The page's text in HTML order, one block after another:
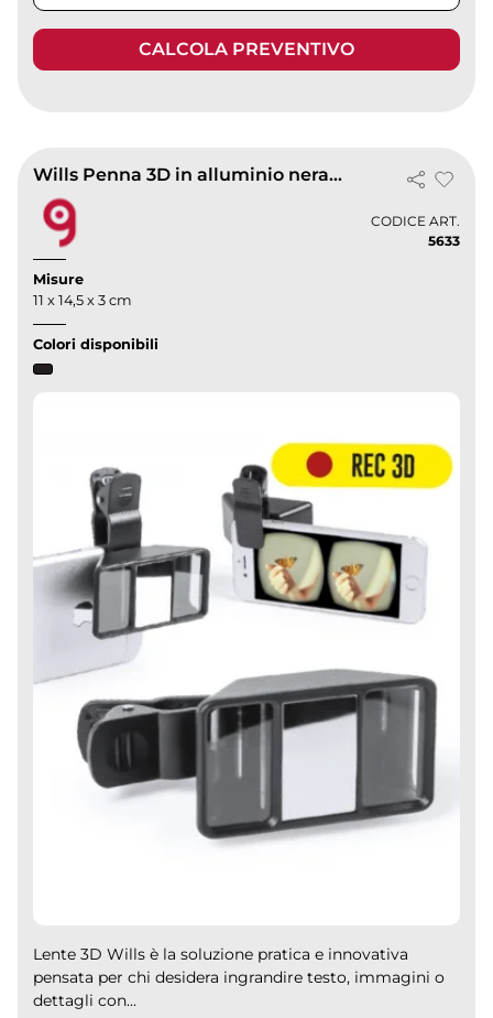
CALCOLA PREVENTIVO
Wills Penna 3D in alluminio nera con clip, 14 cm, elegante
CODICE ART.
5633
Misure
11 x 14,5 x 3 cm
Colori disponibili
Lente 3D Wills è la soluzione pratica e innovativa
pensata per chi desidera ingrandire testo, immagini o
dettagli con...